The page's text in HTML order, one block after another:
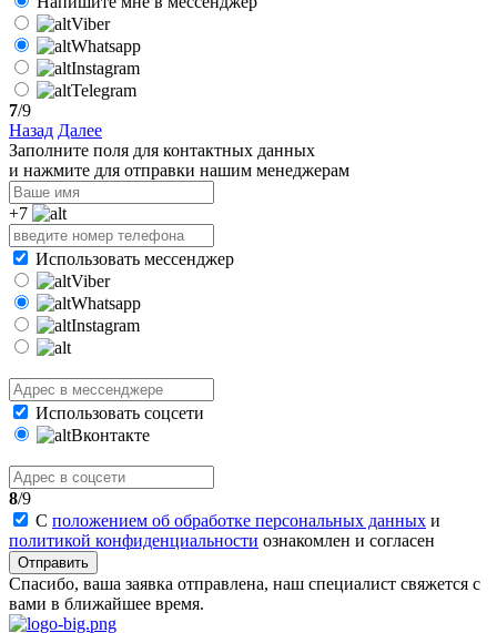
Viber
Whatsapp
Instagram
Telegram
7/9
Назад Далее
Заполните поля для контактных данных
и нажмите для отправки нашим менеджерам
+7
Использовать мессенджер
Viber
Whatsapp
Instagram
Использовать соцсети
Вконтакте
8/9
С положением об обработке персональных данных и
политикой конфиденциальности ознакомлен и согласен
Отправить
Спасибо, ваша заявка отправлена, наш специалист свяжется с
вами в ближайшее время.